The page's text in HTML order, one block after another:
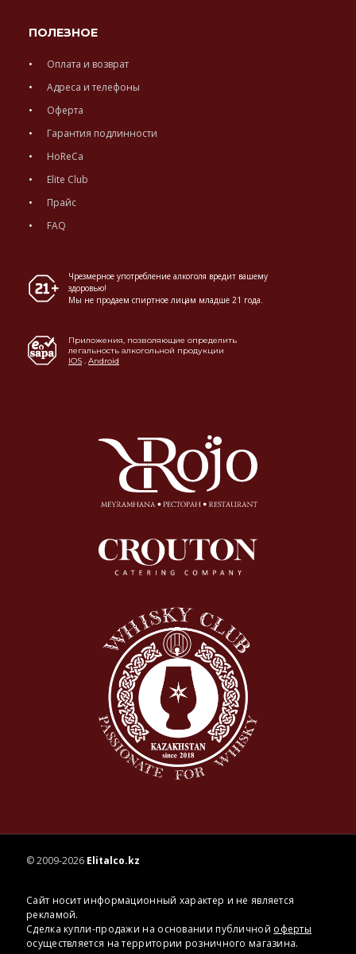
ПОЛЕЗНОЕ
Оплата и возврат
Адреса и телефоны
Оферта
Гарантия подлинности
HoReCa
Elite Club
Прайс
FAQ
Чрезмерное употребление алкоголя вредит вашему
здоровью!
Мы не продаем спиртное лицам младше 21 года.
Приложения, позволяющие определить
легальность алкогольной продукции
IOS . Android
© 2009-2026 Elitalco.kz
Сайт носит информационный характер и не является
рекламой.
Сделка купли-продажи на основании публичной оферты
осуществляется на территории розничного магазина.